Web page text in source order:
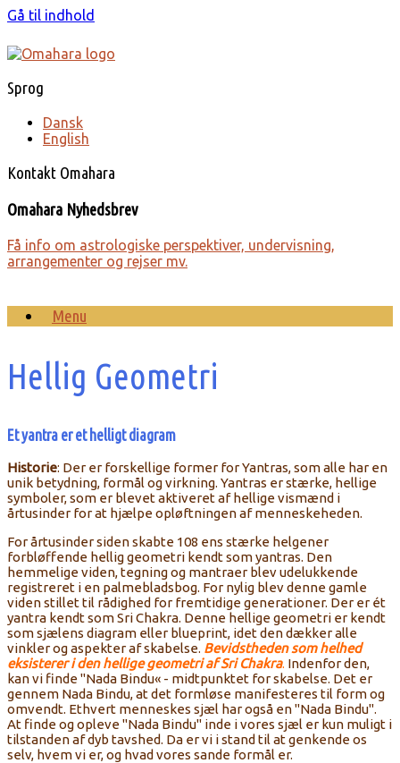
Gå til indhold
Sprog
Dansk
English
Kontakt Omahara
Omahara Nyhedsbrev
Få info om astro­lo­giske perspek­tiver, under­visning,
arrange­menter og rejser mv.
Menu
Hellig Geometri
Et yantra er et helligt diagram
Historie: Der er forskellige former for Yantras, som alle har en
unik betydning, formål og virkning. Yantras er stærke, hellige
symboler, som er blevet aktiveret af hellige vismænd i
årtusinder for at hjælpe opløftningen af menneskeheden.
For årtusinder siden skabte 108 ens stærke helgener
forbløffende hellig geometri kendt som yantras. Den
hemmelige viden, tegning og mantraer blev udelukkende
registreret i en palmebladsbog. For nylig blev denne gamle
viden stillet til rådighed for fremtidige generationer. Der er ét
yantra kendt som Sri Chakra. Denne hellige geometri er kendt
som sjælens diagram eller blueprint, idet den dækker alle
vinkler og aspekter af skabelse. Bevidstheden som helhed
eksisterer i den hellige geometri af Sri Chakra. Indenfor den,
kan vi finde "Nada Bindu« - midtpunktet for skabelse. Det er
gennem Nada Bindu, at det formløse manifesteres til form og
omvendt. Ethvert menneskes sjæl har også en "Nada Bindu".
At finde og opleve "Nada Bindu" inde i vores sjæl er kun muligt i
tilstanden af dyb tavshed. Da er vi i stand til at genkende os
selv, hvem vi er, og hvad vores sande formål er.